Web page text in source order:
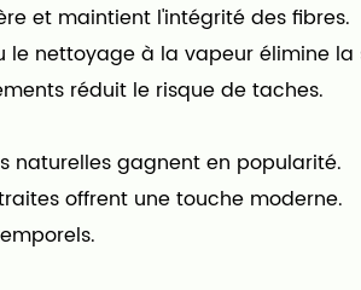
et maintient l'intégrité des fibres.
nettoyage à la vapeur élimine
réduit le risque de taches.
naturelles gagnent en popularité.
offrent une touche moderne.